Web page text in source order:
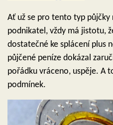
Ať už se pro tento typ
podnikatel, vždy má jistotu,
dostatečné ke splácení plus
půjčené peníze dokázal
pořádku vráceno, uspěje. A
podmínek.